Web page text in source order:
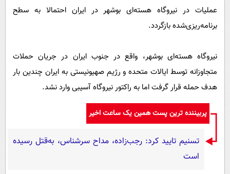
عملیات در نیروگاه هسته‌ای بوشهر در ایران احتمالا به سطح
برنامه‌ریزی‌شده بازگردد.
نیروگاه هسته‌ای بوشهر، واقع در جنوب ایران در جریان حملات
متجاوزانه توسط ایالات متحده و رژیم صهیونیستی به ایران چندین بار
هدف حمله قرار گرفت اما به راکتور نیروگاه آسیبی وارد نشد.
پربیننده ترین پست همین یک ساعت اخیر
تسنیم تایید کرد: رجب‌زاده، مداح سرشناس، به‌قتل رسیده
است